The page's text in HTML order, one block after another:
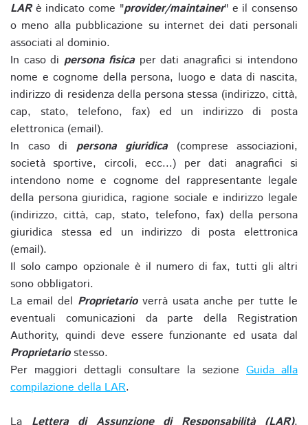
LARè indicato come "provider/maintainer" e il consenso
o meno alla pubblicazione su internet dei dati personali
associati al dominio.
In caso di persona fisicaper dati anagrafici si intendono
nome e cognome della persona, luogo e data di nascita,
indirizzo di residenza della persona stessa (indirizzo, città,
cap, stato, telefono, fax) ed un indirizzo di posta
elettronica (email).
In caso di persona giuridica(comprese associazioni,
società sportive, circoli, ecc...) per dati anagrafici si
intendono nome e cognome del rappresentante legale
della persona giuridica, ragione sociale e indirizzo legale
(indirizzo, città, cap, stato, telefono, fax) della persona
giuridica stessa ed un indirizzo di posta elettronica
(email).
Il solo campo opzionale è il numero di fax, tutti gli altri
sono obbligatori.
La email del Proprietarioverrà usata anche per tutte le
eventuali comunicazioni da parte della Registration
Authority, quindi deve essere funzionante ed usata dal
Proprietariostesso.
Per maggiori dettagli consultare la sezione Guida alla
compilazione della LAR.